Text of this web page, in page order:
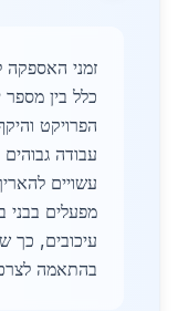
זמני האספקה
כלל בין
הפרויקט
עבודה
עשויים
מפעלים בבני
עיכובים, כך
בהתאמה